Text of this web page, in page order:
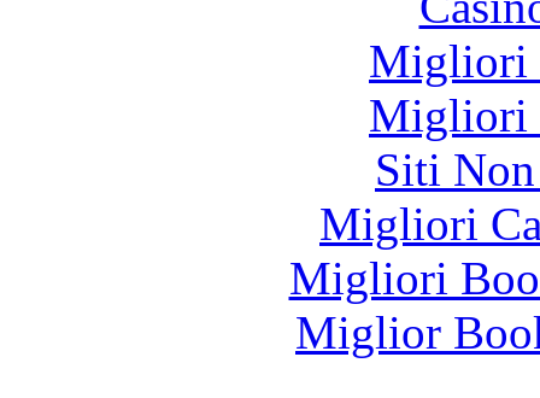
Migliori
Migliori
Siti
Migliori
Migliori
Miglior